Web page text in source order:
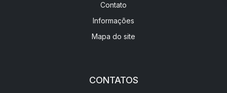
Contato
Informações
Mapa do site
CONTATOS